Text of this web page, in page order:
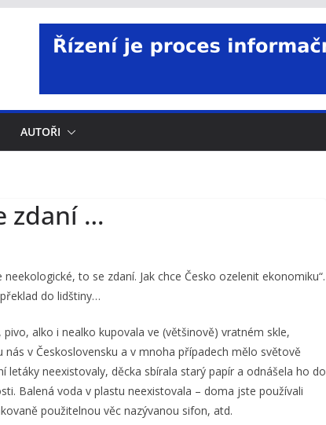
AUTOŘI
zdaní …
to se zdaní. Jak chce Česko ozelenit ekonomiku“.
do lidštiny…
alko i nealko kupovala ve (většinově) vratném skle,
v Československu a v mnoha případech mělo světově
letáky neexistovaly, děcka sbírala starý papír a odnášela ho do
Balená voda v plastu neexistovala – doma jste používali
použitelnou věc nazývanou sifon, atd.